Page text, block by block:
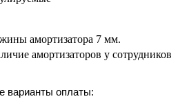
амортизатора 7 мм.
амортизаторов у сотрудников
варианты оплаты: